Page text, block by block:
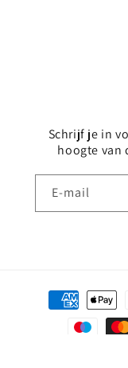
Schrijf je in
hoogte van
E‑mail
Betaalmethoden